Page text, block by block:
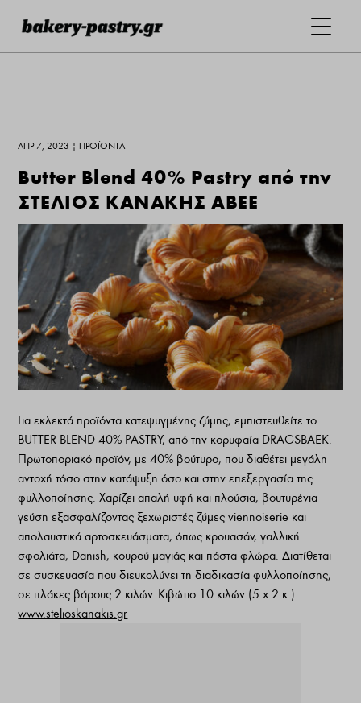
ΑΠΡ 7, 2023 |ΠΡΟΪΌΝΤΑ
Butter Blend 40% Pastry από την
ΣΤΕΛΙΟΣ ΚΑΝΑΚΗΣ ΑΒΕΕ
Για εκλεκτά προϊόντα κατεψυγμένης ζύμης, εμπιστευθείτε το
BUTTER BLEND 40% PASTRY, από την κορυφαία DRAGSBAEK.
Πρωτοποριακό προϊόν, με 40% βούτυρο, που διαθέτει μεγάλη
αντοχή τόσο στην κατάψυξη όσο και στην επεξεργασία της
φυλλοποίησης. Χαρίζει απαλή υφή και πλούσια, βουτυρένια
γεύση εξασφαλίζοντας ξεχωριστές ζύμες viennoiserie και
απολαυστικά αρτοσκευάσματα, όπως κρουασάν, γαλλική
σφολιάτα, Danish, κουρού μαγιάς και πάστα φλώρα. Διατίθεται
σε συσκευασία που διευκολύνει τη διαδικασία φυλλοποίησης,
σε πλάκες βάρους 2 κιλών. Κιβώτιο 10 κιλών (5 x 2 κ.).
www.stelioskanakis.gr